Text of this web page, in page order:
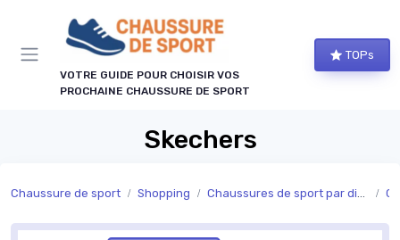
VOTRE GUIDE POUR CHOISIR VOS
PROCHAINE CHAUSSURE DE SPORT
TOPs
Skechers
Chaussure de sport Shopping Chaussures de sport par discipline